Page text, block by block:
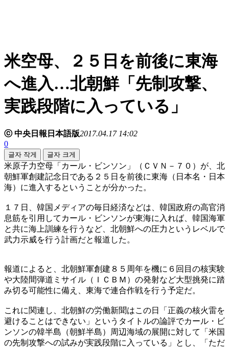
米空母、２５日を前後に東海
へ進入…北朝鮮「先制攻撃、
実践段階に入っている」
ⓒ 中央日報日本語版2017.04.17 14:02
0
글자 작게 글자 크게
米原子力空母「カール・ビンソン」（ＣＶＮ－７０）が、北
朝鮮軍創建記念日である２５日を前後に東海（日本名・日本
海）に進入するということが分かった。
１７日、韓国メディアの毎日経済などは、韓国政府の高官消
息筋を引用してカール・ビンソンが東海に入れば、韓国海軍
と共に海上訓練を行うなど、北朝鮮への圧力というレベルで
武力示威を行う計画だと報道した。
報道によると、北朝鮮軍創建８５周年を機に６回目の核実験
や大陸間弾道ミサイル（ＩＣＢＭ）の発射など大型挑発に踏
み切る可能性に備え、東海で連合作戦を行う予定だ。
これに関連し、北朝鮮の労働新聞はこの日「正義の核火雷を
避けることはできない」というタイトルの論評でカール・ビ
ンソンの韓半島（朝鮮半島）周辺海域の展開に対して「米国
の先制攻撃への試みが実践段階に入っている」とし、「ただ